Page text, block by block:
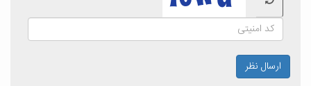
ارسال نظر